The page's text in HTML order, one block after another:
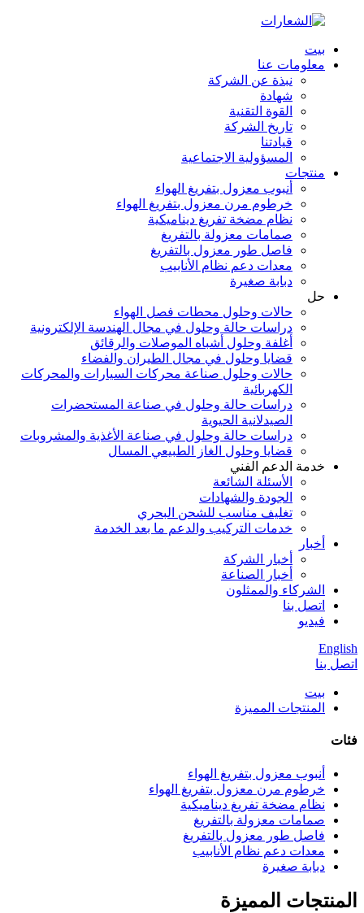
بيت
معلومات عنا
نبذة عن الشركة
شهادة
القوة التقنية
تاريخ الشركة
قيادتنا
المسؤولية الاجتماعية
منتجات
أنبوب معزول بتفريغ الهواء
خرطوم مرن معزول بتفريغ الهواء
نظام مضخة تفريغ ديناميكية
صمامات معزولة بالتفريغ
فاصل طور معزول بالتفريغ
معدات دعم نظام الأنابيب
دبابة صغيرة
حل
حالات وحلول محطات فصل الهواء
دراسات حالة وحلول في مجال الهندسة الإلكترونية
أغلفة وحلول أشباه الموصلات والرقائق
قضايا وحلول في مجال الطيران والفضاء
حالات وحلول صناعة محركات السيارات والمحركات
الكهربائية
دراسات حالة وحلول في صناعة المستحضرات
الصيدلانية الحيوية
دراسات حالة وحلول في صناعة الأغذية والمشروبات
قضايا وحلول الغاز الطبيعي المسال
خدمة الدعم الفني
الأسئلة الشائعة
الجودة والشهادات
تغليف مناسب للشحن البحري
خدمات التركيب والدعم ما بعد الخدمة
أخبار
أخبار الشركة
أخبار الصناعة
الشركاء والممثلون
اتصل بنا
فيديو
English
اتصل بنا
بيت
المنتجات المميزة
فئات
أنبوب معزول بتفريغ الهواء
خرطوم مرن معزول بتفريغ الهواء
نظام مضخة تفريغ ديناميكية
صمامات معزولة بالتفريغ
فاصل طور معزول بالتفريغ
معدات دعم نظام الأنابيب
دبابة صغيرة
المنتجات المميزة